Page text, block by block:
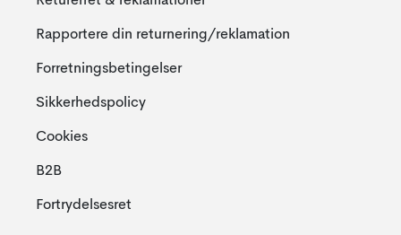
Rapportere din returnering/reklamation
Forretningsbetingelser
Sikkerhedspolicy
Cookies
B2B
Fortrydelsesret